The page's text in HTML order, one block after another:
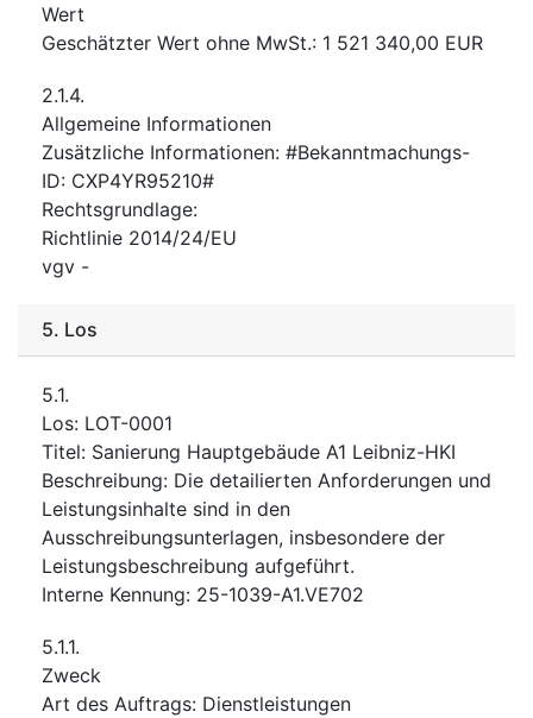
Wert
Geschätzter Wert ohne MwSt.: 1 521 340,00 EUR
2.1.4.
Allgemeine Informationen
Zusätzliche Informationen: #Bekanntmachungs-
ID: CXP4YR95210#
Rechtsgrundlage:
Richtlinie 2014/24/EU
vgv -
5. Los
5.1.
Los: LOT-0001
Titel: Sanierung Hauptgebäude A1 Leibniz-HKI
Beschreibung: Die detailierten Anforderungen und
Leistungsinhalte sind in den
Ausschreibungsunterlagen, insbesondere der
Leistungsbeschreibung aufgeführt.
Interne Kennung: 25-1039-A1.VE702
5.1.1.
Zweck
Art des Auftrags: Dienstleistungen